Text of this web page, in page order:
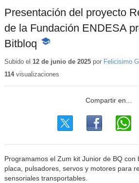
Presentación del proyecto
de la Fundación ENDESA
Bitbloq
-
educativo
Subido el 12 de junio de 2025por Felicisimo G.
114visualizaciones
Programamos el Zum kit Junior de BQ con
placa, pulsadores, servos y motores para
sensoriales transportables.